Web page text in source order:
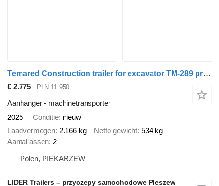
Temared Construction trailer for excavator TM-289 przyczepa 260x150cm, B
€ 2.775 PLN 11.950
Aanhanger - machinetransporter
2025
Conditie nieuw
Laadvermogen 2.166 kg Netto gewicht 534 kg
Aantal assen 2
Polen, PIEKARZEW
LIDER Trailers – przyczepy samochodowe Pleszew